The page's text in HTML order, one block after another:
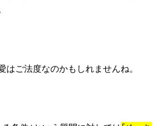
ご法度なのかもしれませんね。